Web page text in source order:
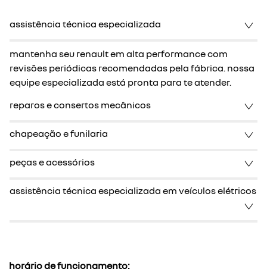
assistência técnica especializada
mantenha seu renault em alta performance com
revisões periódicas recomendadas pela fábrica. nossa
equipe especializada está pronta para te atender.
reparos e consertos mecânicos
chapeação e funilaria
peças e acessórios
assistência técnica especializada em veículos elétricos
horário de funcionamento: